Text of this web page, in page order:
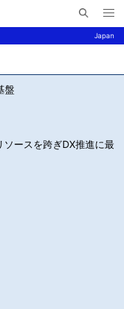
Japan
イ
メ
ニ
ュ
盤
ースを跨ぎDX推進に最